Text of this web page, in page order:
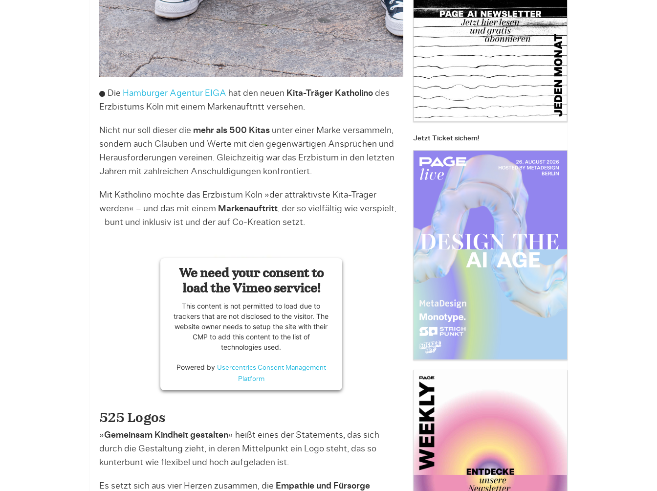
Die Hamburger Agentur EIGA hat den neuen Kita-Träger Katholinodes
Erzbistums Köln mit einem Markenauftritt versehen.
Nicht nur soll dieser die mehr als 500 Kitasunter einer Marke versammeln,
sondern auch Glauben und Werte mit den gegenwärtigen Ansprüchen und
Herausforderungen vereinen. Gleichzeitig war das Erzbistum in den letzten
Jahren mit zahlreichen Anschuldigungen konfrontiert.
Mit Katholino möchte das Erzbistum Köln »der attraktivste Kita-Träger
werden« – und das mit einem Markenauftritt, der so vielfältig wie verspielt,
bunt und inklusiv ist und der auf Co-Kreation setzt.
We need your consent to
load the Vimeo service!
This content is not permitted to load due to
trackers that are not disclosed to the visitor. The
website owner needs to setup the site with their
CMP to add this content to the list of
technologies used.
Powered by Usercentrics Consent Management
Platform
525 Logos
»Gemeinsam Kindheit gestalten« heißt eines der Statements, das sich
durch die Gestaltung zieht, in deren Mittelpunkt ein Logo steht, das so
kunterbunt wie flexibel und hoch aufgeladen ist.
Es setzt sich aus vier Herzen zusammen, die Empathie und Fürsorge
Jetzt Ticket sichern!